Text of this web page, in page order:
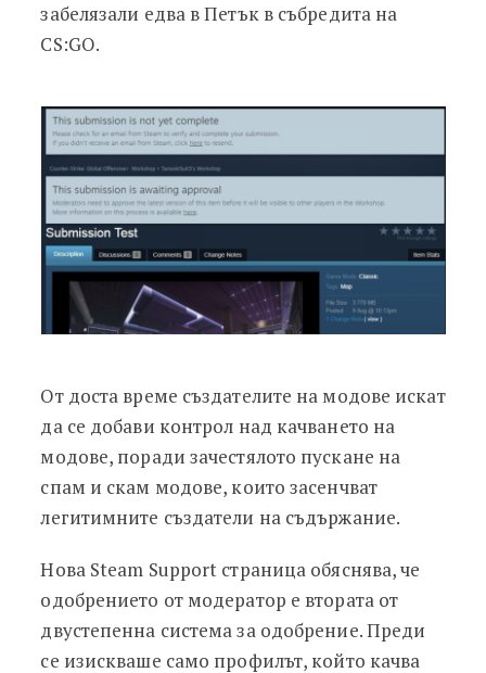
забелязали едва в Петък в събредита на
CS:GO.
От доста време създателите на модове искат
да се добави контрол над качването на
модове, поради зачестялото пускане на
спам и скам модове, които засенчват
легитимните създатели на съдържание.
Нова Steam Support страница обяснява, че
одобрението от модератор е втората от
двустепенна система за одобрение. Преди
се изискваше само профилът, който качва